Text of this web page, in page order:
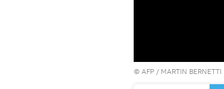
© AFP / MARTIN BERNETTI